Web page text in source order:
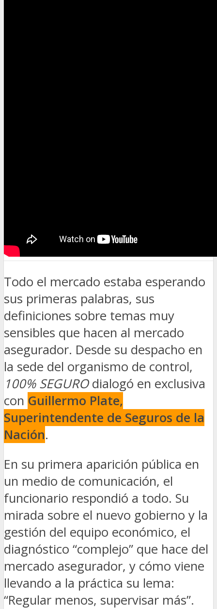
Todo el mercado estaba esperando
sus primeras palabras, sus
definiciones sobre temas muy
sensibles que hacen al mercado
asegurador. Desde su despacho en
la sede del organismo de control,
100% SEGUROdialogó en exclusiva
con Guillermo Plate,
Superintendente de Seguros de la
Nación.
En su primera aparición pública en
un medio de comunicación, el
funcionario respondió a todo. Su
mirada sobre el nuevo gobierno y la
gestión del equipo económico, el
diagnóstico “complejo” que hace del
mercado asegurador, y cómo viene
llevando a la práctica su lema:
“Regular menos, supervisar más”.